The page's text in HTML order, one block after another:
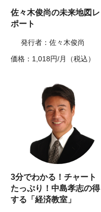
佐々木俊尚の未来地図レ
ポート
発行者：佐々木俊尚
価格：1,018円/月（税込）
3分でわかる！チャート
たっぷり！中島孝志の得
する「経済教室」